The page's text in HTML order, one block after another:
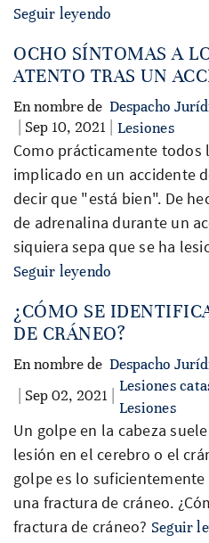
Seguir leyendo
OCHO SÍNTOMAS A
ATENTO TRAS UN
En nombre de Despacho
| Sep 10, 2021 |
Lesiones
Como prácticamente todos
implicado en un accidente
decir que "está bien". De
de adrenalina durante un
siquiera sepa que se ha
Seguir leyendo
¿CÓMO SE
DE CRÁNEO?
En nombre de Despacho
| Sep 02, 2021 |
Lesiones
Lesiones
Un golpe en la cabeza
lesión en el cerebro o el
golpe es lo
una fractura de cráneo.
fractura de cráneo? Seguir